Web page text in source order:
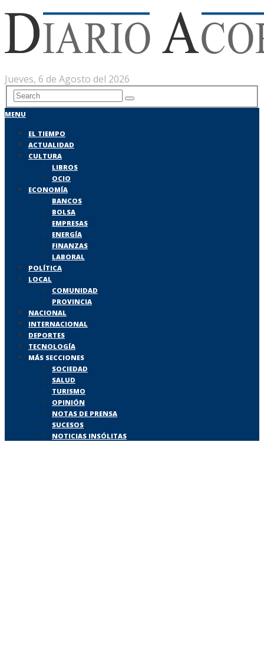
Jueves, 6 de Agosto del 2026
MENU
EL TIEMPO
ACTUALIDAD
CULTURA
LIBROS
OCIO
ECONOMÍA
BANCOS
BOLSA
EMPRESAS
ENERGÍA
FINANZAS
LABORAL
POLÍTICA
LOCAL
COMUNIDAD
PROVINCIA
NACIONAL
INTERNACIONAL
DEPORTES
TECNOLOGÍA
MÁS SECCIONES
SOCIEDAD
SALUD
TURISMO
OPINIÓN
NOTAS DE PRENSA
SUCESOS
NOTICIAS INSÓLITAS